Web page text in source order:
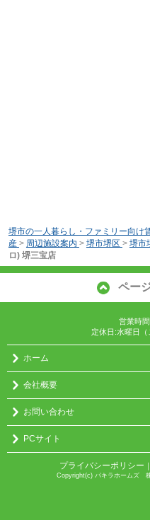
堺市の一人暮らし・ファミリー向
産 > 周辺施設案内 > 堺市堺区 > 堺市
ロ) 堺三宝店
ペー
営業時
定休日:水曜日（
ホーム
会社概要
お問い合わせ
PCサイト
プライバシーポリシー ｜
Copyright(c) パキラホームズ